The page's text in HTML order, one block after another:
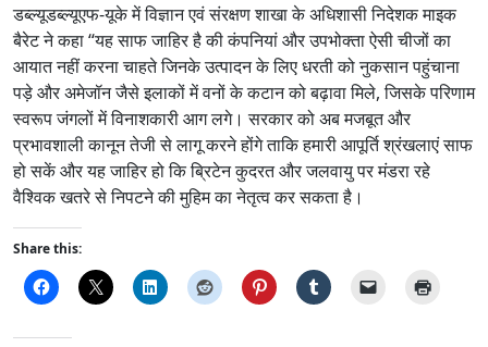
डब्ल्यूडब्ल्यूएफ-यूके में विज्ञान एवं संरक्षण शाखा के अधिशासी निदेशक माइक
बैरेट ने कहा “यह साफ जाहिर है की कंपनियां और उपभोक्ता ऐसी चीजों का
आयात नहीं करना चाहते जिनके उत्पादन के लिए धरती को नुकसान पहुंचाना
पड़े और अमेजॉन जैसे इलाकों में वनों के कटान को बढ़ावा मिले, जिसके परिणाम
स्वरूप जंगलों में विनाशकारी आग लगे। सरकार को अब मजबूत और
प्रभावशाली कानून तेजी से लागू करने होंगे ताकि हमारी आपूर्ति श्रंखलाएं साफ
हो सकें और यह जाहिर हो कि ब्रिटेन कुदरत और जलवायु पर मंडरा रहे
वैश्विक खतरे से निपटने की मुहिम का नेतृत्व कर सकता है।
Share this: